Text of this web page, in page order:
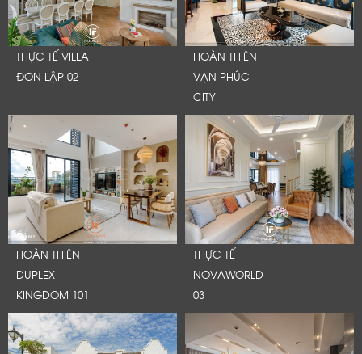
THỰC TẾ VILLA
ĐƠN LẬP 02
HOÀN THIỆN
VẠN PHÚC
CITY
HOÀN THIÊN
DUPLEX
KINGDOM 101
THỰC TẾ
NOVAWORLD
03